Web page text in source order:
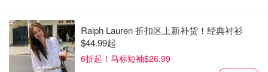
图片来自于@pixabay ，版权属于原作者
Ralph Lauren 折扣区上新补货！经典衬衫
$44.99起
6折起！马标短袖$26.99